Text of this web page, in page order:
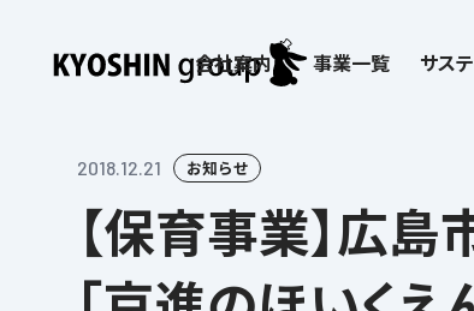
会社案内
会社案内
企業理念
教育理念
社長挨拶
社歌
本社所在地
京進グルー
事業一覧
子どもたちの学びを支える
サス
サステナビリティ
お客さま満足度向上の取り組み
労働環境向上の取り組み
人材育成の取り組み
価値創造の
社会貢献活
学びの成果
株主・投資家向け情報
IR ニュース
株主・株式関連情報
よくあるご質問
IRライブラ
IRカレン
ディスク
採用情報
京進リクルートInstagram
新卒採用情報
新卒採用デジタルパンフレット
講師（アルバ
保育士事業
日本語教
2018.12.21 お知らせ
【保育事業】広